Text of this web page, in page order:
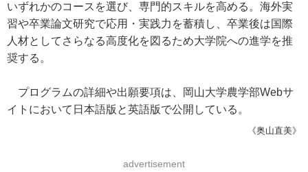
いずれかのコースを選び、専門的スキルを高める。海外実
習や卒業論文研究で応用・実践力を蓄積し、卒業後は国際
人材としてさらなる高度化を図るため大学院への進学を推
奨する。
プログラムの詳細や出願要項は、岡山大学農学部Webサ
イトにおいて日本語版と英語版で公開している。
《奥山直美》
advertisement